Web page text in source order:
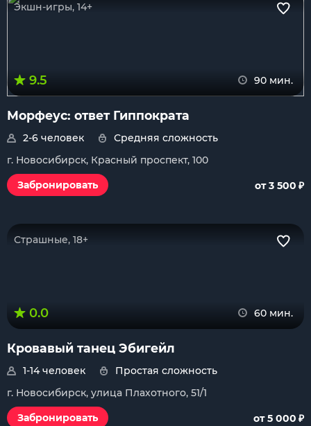
Экшн-игры, 14+
9.5 90 мин.
Морфеус: ответ Гиппократа
2-6 человек
Средняя сложность
г. Новосибирск, Красный проспект, 100
Забронировать
от 3 500 ₽
Страшные, 18+
0.0 60 мин.
Кровавый танец Эбигейл
1-14 человек
Простая сложность
г. Новосибирск, улица Плахотного, 51/1
Забронировать
от 5 000 ₽